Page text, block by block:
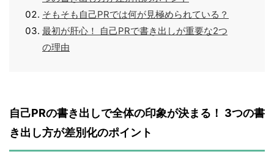
そもそも自己PRでは何が見極められている？
最初が肝心！ 自己PRで書き出しが重要な2つ
の理由
自己PRの書き出しで全体の印象が決まる！ 3つの書
き出し方が差別化のポイント